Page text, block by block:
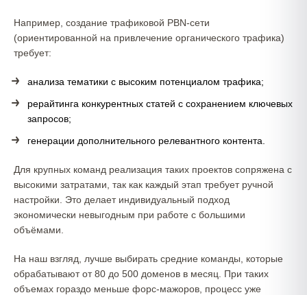
Например, создание трафиковой PBN-сети
(ориентированной на привлечение органического трафика)
требует:
анализа тематики с высоким потенциалом трафика;
рерайтинга конкурентных статей с сохранением ключевых
запросов;
генерации дополнительного релевантного контента.
Для крупных команд реализация таких проектов сопряжена с
высокими затратами, так как каждый этап требует ручной
настройки. Это делает индивидуальный подход
экономически невыгодным при работе с большими
объёмами.
На наш взгляд, лучше выбирать средние команды, которые
обрабатывают от 80 до 500 доменов в месяц. При таких
объемах гораздо меньше форс-мажоров, процесс уже